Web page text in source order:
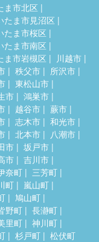
ま市北区
たま市見沼区
たま市桜区
たま市南区
ま市岩槻区
川越市
秩父市
所沢市
東松山市
市
鴻巣市
越谷市
蕨市
志木市
和光市
北本市
八潮市
市
坂戸市
市
吉川市
奈町
三芳町
町
嵐山町
鳩山町
野町
長瀞町
里町
神川町
杉戸町 松伏町